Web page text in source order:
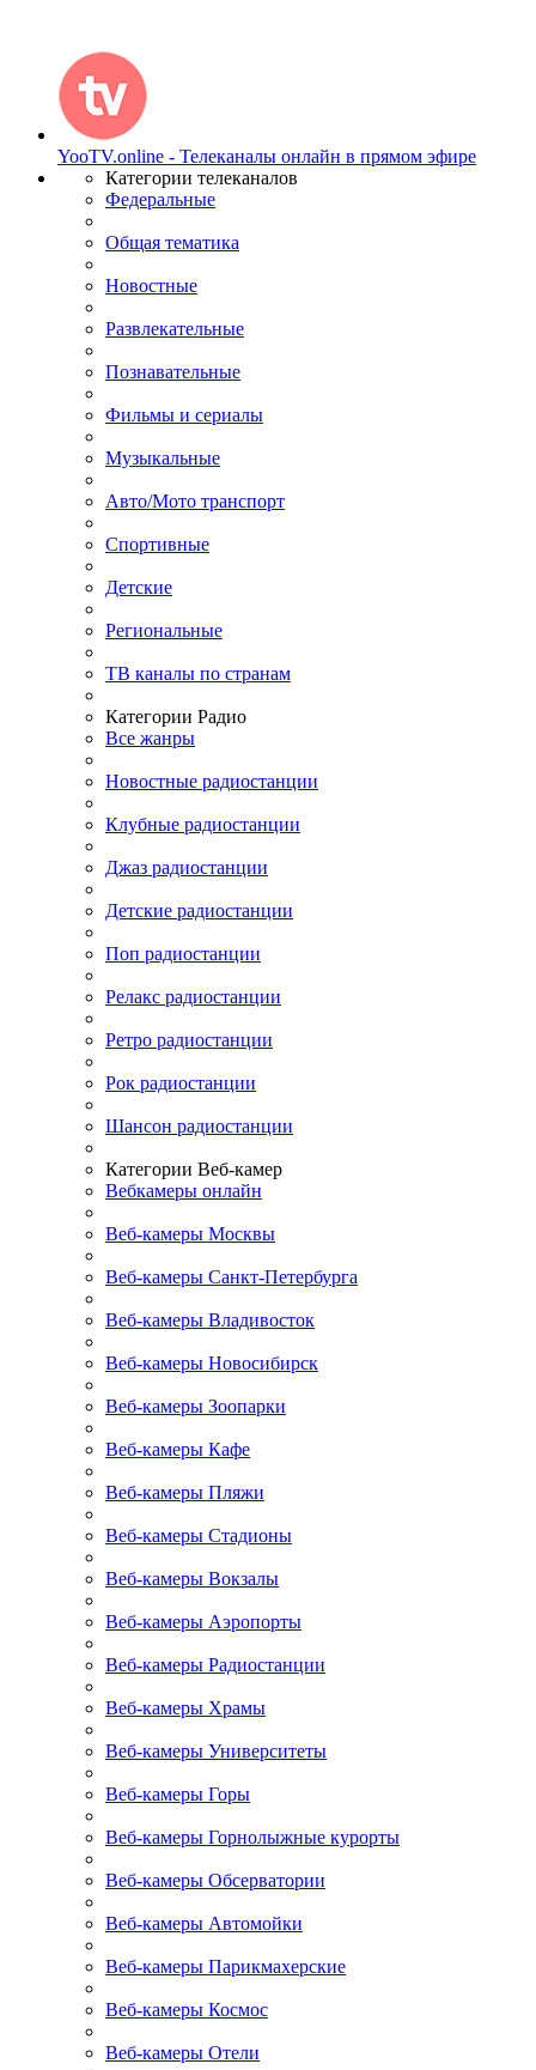
YooTV.online - Телеканалы онлайн в прямом эфире
Категории телеканалов
Федеральные
Общая тематика
Новостные
Развлекательные
Познавательные
Фильмы и сериалы
Музыкальные
Авто/Мото транспорт
Спортивные
Детские
Региональные
ТВ каналы по странам
Категории Радио
Все жанры
Новостные радиостанции
Клубные радиостанции
Джаз радиостанции
Детские радиостанции
Поп радиостанции
Релакс радиостанции
Ретро радиостанции
Рок радиостанции
Шансон радиостанции
Категории Веб-камер
Вебкамеры онлайн
Веб-камеры Москвы
Веб-камеры Санкт-Петербурга
Веб-камеры Владивосток
Веб-камеры Новосибирск
Веб-камеры Зоопарки
Веб-камеры Кафе
Веб-камеры Пляжи
Веб-камеры Стадионы
Веб-камеры Вокзалы
Веб-камеры Аэропорты
Веб-камеры Радиостанции
Веб-камеры Храмы
Веб-камеры Университеты
Веб-камеры Горы
Веб-камеры Горнолыжные курорты
Веб-камеры Обсерватории
Веб-камеры Автомойки
Веб-камеры Парикмахерские
Веб-камеры Космос
Веб-камеры Отели